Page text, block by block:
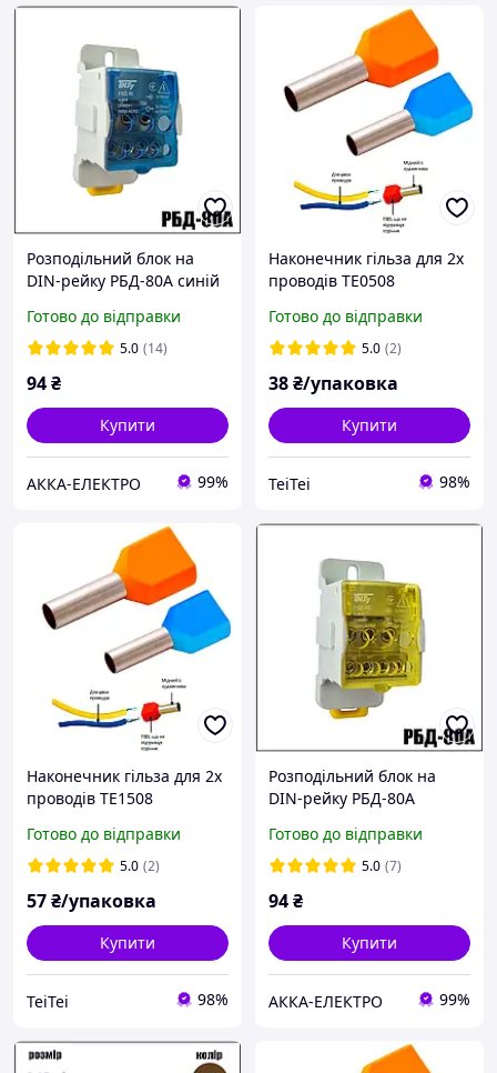
Розподільний блок на
DIN-рейку РБД-80А синій
Готово до відправки
5.0 (14)
94₴
Купити
АККА-ЕЛЕКТРО 99%
Наконечник гільза для 2х
проводів TE0508
Ny95500122
Готово до відправки
5.0 (2)
38₴/упаковка
Купити
TeiTei 98%
Наконечник гільза для 2х
проводів TE1508
Ny95500129
Готово до відправки
5.0 (2)
57₴/упаковка
Купити
TeiTei 98%
Розподільний блок на
DIN-рейку РБД-80А
Готово до відправки
5.0 (7)
94₴
Купити
АККА-ЕЛЕКТРО 99%